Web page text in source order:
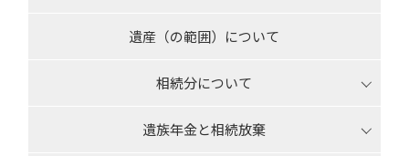
遺産（の範囲）について
相続分について
遺族年金と相続放棄